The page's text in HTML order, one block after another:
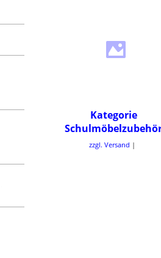
Kategorie
zzgl. Versand